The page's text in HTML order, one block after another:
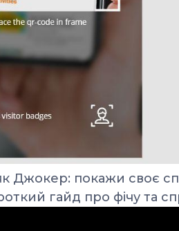
Джокер: покажи своє
гайд про фічу та